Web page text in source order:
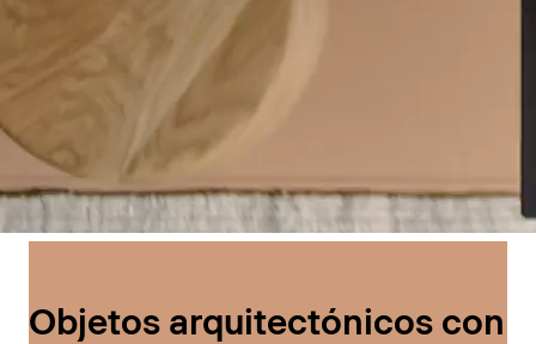
Objetos arquitectónicos con